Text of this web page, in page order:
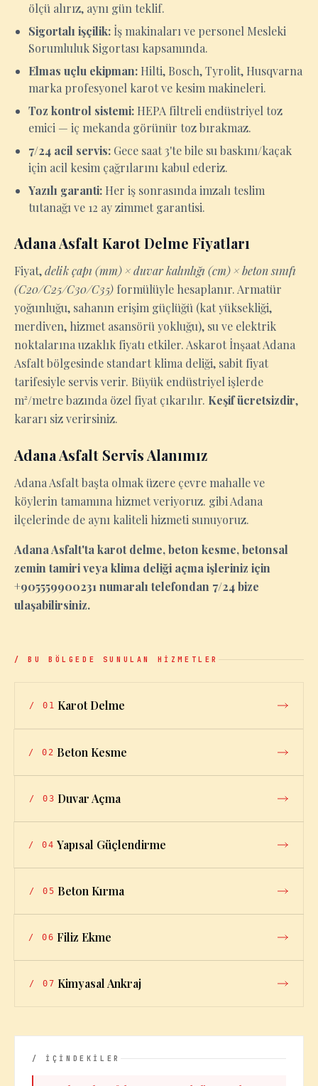
ölçü alırız, aynı gün teklif.
Sigortalı işçilik: İş makinaları ve personel Mesleki
Sorumluluk Sigortası kapsamında.
Elmas uçlu ekipman: Hilti, Bosch, Tyrolit, Husqvarna
marka profesyonel karot ve kesim makineleri.
Toz kontrol sistemi: HEPA filtreli endüstriyel toz
emici — iç mekanda görünür toz bırakmaz.
7/24 acil servis: Gece saat 3'te bile su baskını/kaçak
için acil kesim çağrılarını kabul ederiz.
Yazılı garanti: Her iş sonrasında imzalı teslim
tutanağı ve 12 ay zimmet garantisi.
Adana Asfalt Karot Delme Fiyatları
Fiyat,delik çapı (mm) × duvar kalınlığı (cm) × beton sınıfı
(C20/C25/C30/C35) formülüyle hesaplanır. Armatür
yoğunluğu, sahanın erişim güçlüğü (kat yüksekliği,
merdiven, hizmet asansörü yokluğu), su ve elektrik
noktalarına uzaklık fiyatı etkiler. Askarot İnşaat Adana
Asfalt bölgesinde standart klima deliği, sabit fiyat
tarifesiyle servis verir. Büyük endüstriyel işlerde
m²/metre bazında özel fiyat çıkarılır. Keşif ücretsizdir,
kararı siz verirsiniz.
Adana Asfalt Servis Alanımız
Adana Asfalt başta olmak üzere çevre mahalle ve
köylerin tamamına hizmet veriyoruz. gibi Adana
ilçelerinde de aynı kaliteli hizmeti sunuyoruz.
Adana Asfalt'ta karot delme, beton kesme, betonsal
zemin tamiri veya klima deliği açma işleriniz için
+905559900231 numaralı telefondan 7/24 bize
ulaşabilirsiniz.
/ BU BÖLGEDE SUNULAN HİZMETLER
/ 01 Karot Delme
/ 02 Beton Kesme
/ 03 Duvar Açma
/ 04 Yapısal Güçlendirme
/ 05 Beton Kırma
/ 06 Filiz Ekme
/ 07 Kimyasal Ankraj
/ İÇİNDEKİLER